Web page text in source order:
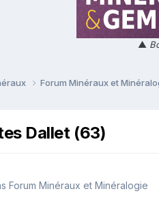
▲
Forum Minéraux et
Dallet (63)
Forum Minéraux et Minéralogie